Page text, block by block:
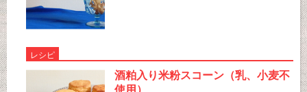
レシピ
酒粕入り米粉スコーン（乳、小麦不
使用）